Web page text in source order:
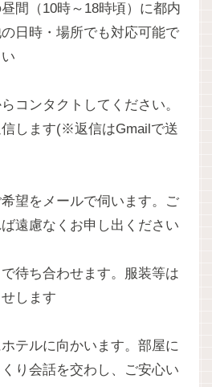
間（10時～18時頃）に都内
日時・場所でも対応可能で
コンタクトしてください。
します(※返信はGmailで送
望をメールで伺います。ご
遠慮なくお申し出ください
待ち合わせます。服装等は
します
テルに向かいます。部屋に
り会話を交わし、ご安心い